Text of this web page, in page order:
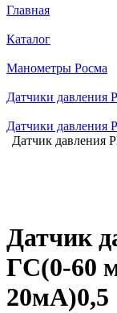
Главная
Каталог
Манометры Росма
Датчики давления
Датчики давления
Датчик давления
Датчик
ГС(0-60
20мА)0,5